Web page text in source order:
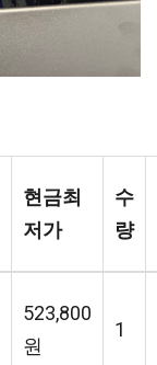
현금최
저가
수
량
523,800
원
1